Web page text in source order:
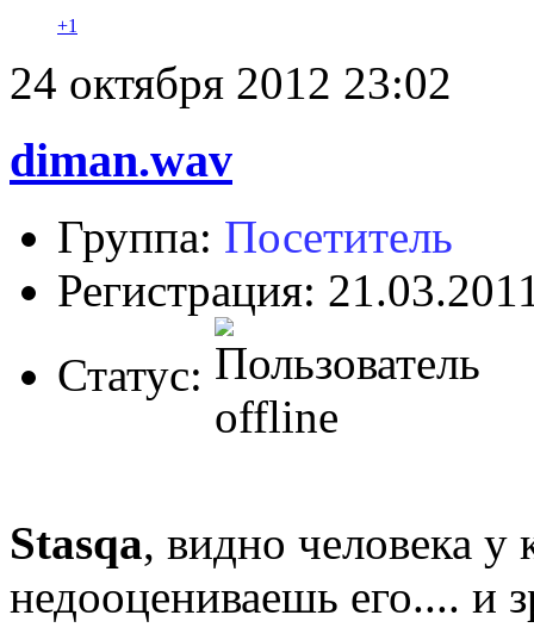
+1
24 октября 2012 23:02
diman.wav
Группа: Посетитель
Регистрация:
Статус:
Stasqa, видно человека у
недооцениваешь его.... и